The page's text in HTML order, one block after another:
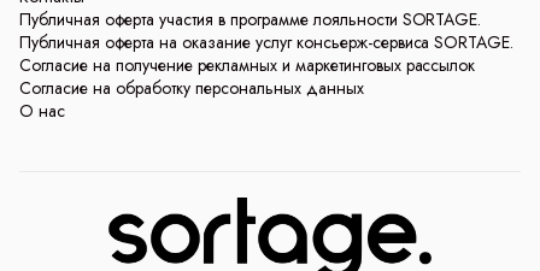
Публичная оферта участия в программе лояльности SORTAGE.
Публичная оферта на оказание услуг консьерж-сервиса SORTAGE.
Согласие на получение рекламных и маркетинговых рассылок
Согласие на обработку персональных данных
О нас